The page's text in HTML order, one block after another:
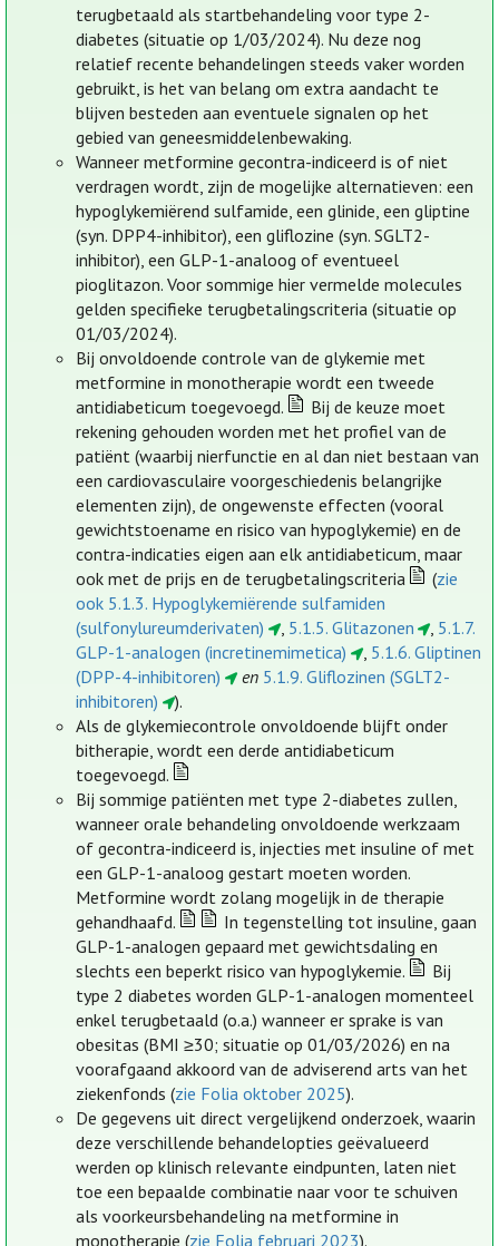
terugbetaald als startbehandeling voor type 2-
diabetes (situatie op 1/03/2024). Nu deze nog
relatief recente behandelingen steeds vaker worden
gebruikt, is het van belang om extra aandacht te
blijven besteden aan eventuele signalen op het
gebied van geneesmiddelenbewaking.
Wanneer metformine gecontra-indiceerd is of niet
verdragen wordt, zijn de mogelijke alternatieven: een
hypoglykemiërend sulfamide, een glinide, een gliptine
(syn. DPP4-inhibitor), een gliflozine (syn. SGLT2-
inhibitor), een GLP-1-analoog of eventueel
pioglitazon. Voor sommige hier vermelde molecules
gelden specifieke terugbetalingscriteria (situatie op
01/03/2024).
Bij onvoldoende controle van de glykemie met
metformine in monotherapie wordt een tweede
antidiabeticum toegevoegd.
Bij de keuze moet
rekening gehouden worden met het profiel van de
patiënt (waarbij nierfunctie en al dan niet bestaan van
een cardiovasculaire voorgeschiedenis belangrijke
elementen zijn), de ongewenste effecten (vooral
gewichtstoename en risico van hypoglykemie) en de
contra-indicaties eigen aan elk antidiabeticum, maar
ook met de prijs en de terugbetalingscriteria
(zie
ook 5.1.3. Hypoglykemiërende sulfamiden
(sulfonylureumderivaten)
, 5.1.5. Glitazonen , 5.1.7.
GLP-1-analogen (incretinemimetica)
, 5.1.6. Gliptinen
(DPP-4-inhibitoren)
en 5.1.9. Gliflozinen (SGLT2-
inhibitoren)
).
Als de glykemiecontrole onvoldoende blijft onder
bitherapie, wordt een derde antidiabeticum
toegevoegd.
Bij sommige patiënten met type 2-diabetes zullen,
wanneer orale behandeling onvoldoende werkzaam
of gecontra-indiceerd is, injecties met insuline of met
een GLP-1-analoog gestart moeten worden.
Metformine wordt zolang mogelijk in de therapie
gehandhaafd.
In tegenstelling tot insuline, gaan
GLP-1-analogen gepaard met gewichtsdaling en
slechts een beperkt risico van hypoglykemie.
Bij
type 2 diabetes worden GLP-1-analogen momenteel
enkel terugbetaald (o.a.) wanneer er sprake is van
obesitas (BMI ≥30; situatie op 01/03/2026) en na
voorafgaand akkoord van de adviserend arts van het
ziekenfonds (zie Folia oktober 2025).
De gegevens uit direct vergelijkend onderzoek, waarin
deze verschillende behandelopties geëvalueerd
werden op klinisch relevante eindpunten, laten niet
toe een bepaalde combinatie naar voor te schuiven
als voorkeursbehandeling na metformine in
monotherapie (zie Folia februari 2023).